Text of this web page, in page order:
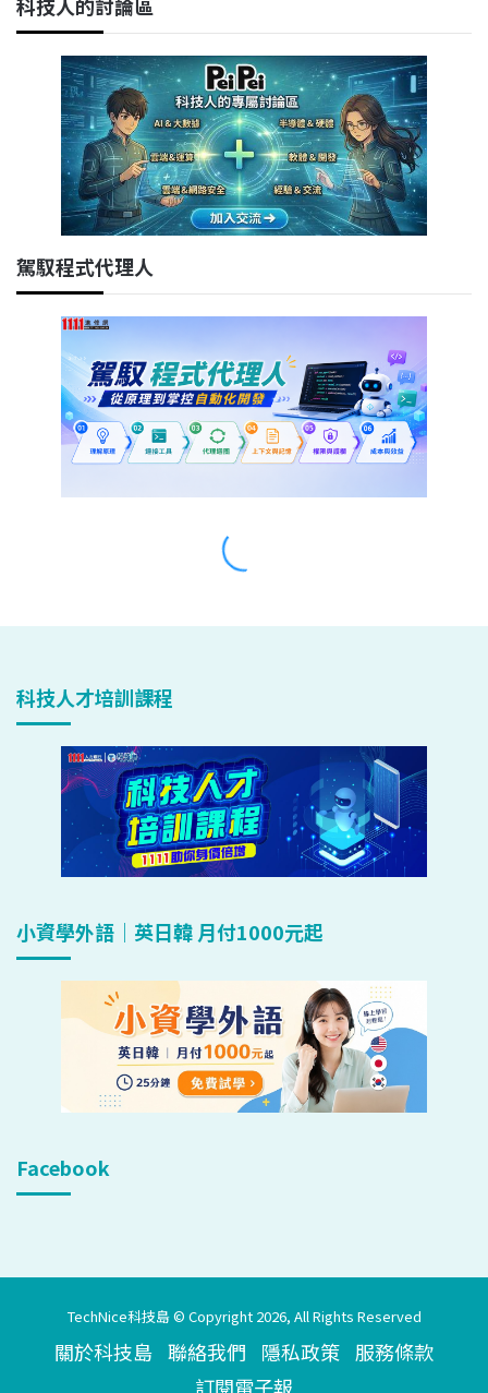
科技人才培訓課程
小資學外語｜英日韓 月付1000元起
Facebook
TechNice科技島 © Copyright 2026, All Rights Reserved
關於科技島 聯絡我們 隱私政策 服務條款
訂閱電子報